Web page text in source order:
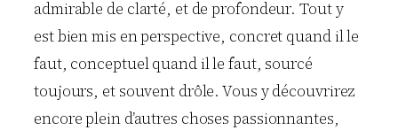
admirable de clarté, et de profondeur. Tout y
est bien mis en perspective, concret quand il le
faut, conceptuel quand il le faut, sourcé
toujours, et souvent drôle. Vous y découvrirez
encore plein d’autres choses passionnantes,